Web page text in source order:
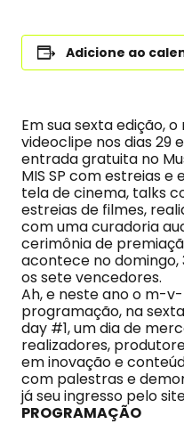
Adicione ao
Em sua sexta edição,
videoclipe nos dias 29
entrada gratuita no
MIS SP com estreias e
tela de cinema, talks
estreias de filmes,
com uma curadoria
cerimônia de
acontece no domingo,
os sete vencedores.
Ah, e neste ano o m-
programação, na
day #1, um dia de
realizadores,
em inovação e
com palestras e
já seu ingresso pelo
PROGRAMAÇÃO